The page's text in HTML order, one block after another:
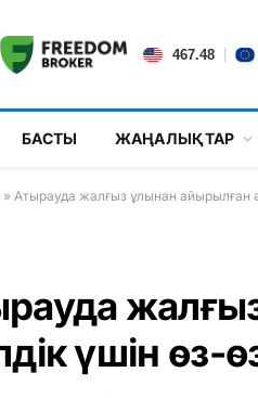
467.48
БАСТЫ ЖАҢАЛЫҚТАР
» Атырауда жалғыз ұлынан айырылған
үшін